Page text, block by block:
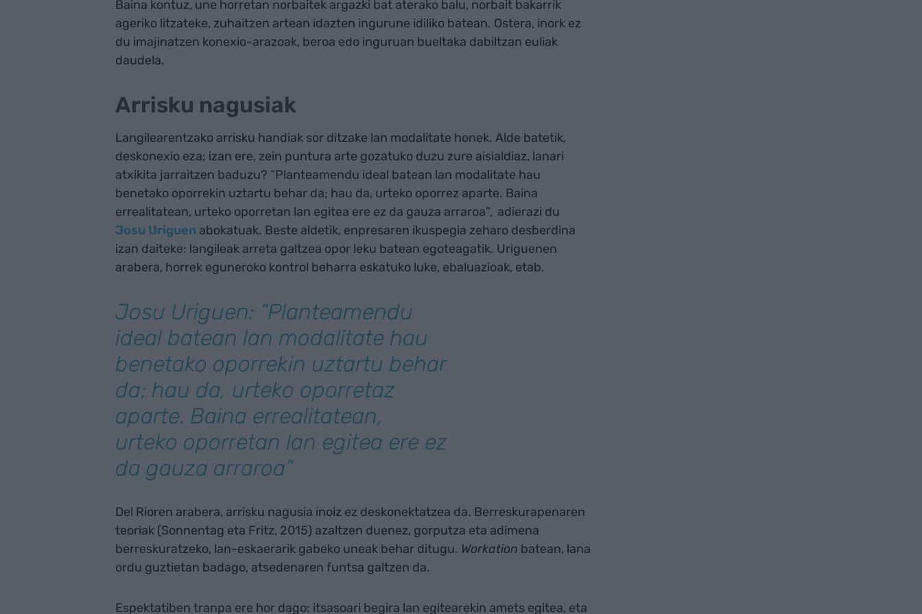
Baina kontuz, une horretan norbaitek argazki bat aterako balu, norbait bakarrik
ageriko litzateke, zuhaitzen artean idazten ingurune idiliko batean. Ostera, inork ez
du imajinatzen konexio-arazoak, beroa edo inguruan bueltaka dabiltzan euliak
daudela.
Arrisku nagusiak
Langilearentzako arrisku handiak sor ditzake lan modalitate honek. Alde batetik,
deskonexio eza; izan ere, zein puntura arte gozatuko duzu zure aisialdiaz, lanari
atxikita jarraitzen baduzu? “Planteamendu ideal batean lan modalitate hau
benetako oporrekin uztartu behar da; hau da, urteko oporrez aparte. Baina
errealitatean, urteko oporretan lan egitea ere ez da gauza arraroa”, adierazi du
Josu Uriguen abokatuak. Beste aldetik, enpresaren ikuspegia zeharo desberdina
izan daiteke: langileak arreta galtzea opor leku batean egoteagatik. Uriguenen
arabera, horrek eguneroko kontrol beharra eskatuko luke, ebaluazioak, etab.
Josu Uriguen: “Planteamendu
ideal batean lan modalitate hau
benetako oporrekin uztartu behar
da; hau da, urteko oporretaz
aparte. Baina errealitatean,
urteko oporretan lan egitea ere ez
da gauza arraroa”
Del Rioren arabera, arrisku nagusia inoiz ez deskonektatzea da. Berreskurapenaren
teoriak (Sonnentag eta Fritz, 2015) azaltzen duenez, gorputza eta adimena
berreskuratzeko, lan-eskaerarik gabeko uneak behar ditugu. Workation batean, lana
ordu guztietan badago, atsedenaren funtsa galtzen da.
Espektatiben tranpa ere hor dago: itsasoari begira lan egitearekin amets egitea, eta